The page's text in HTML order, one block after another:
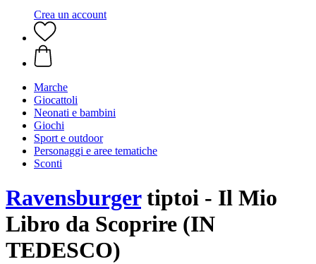
Crea un account
Marche
Giocattoli
Neonati e bambini
Giochi
Sport e outdoor
Personaggi e aree tematiche
Sconti
Ravensburgertiptoi - Il Mio
Libro da Scoprire (IN
TEDESCO)